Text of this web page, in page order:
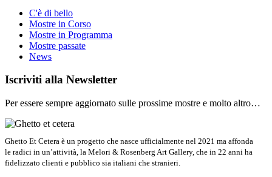
C'è di bello
Mostre in Corso
Mostre in Programma
Mostre passate
News
Iscriviti alla Newsletter
Per essere sempre aggiornato sulle prossime mostre e molto altro…
Ghetto Et Cetera è un progetto che nasce ufficialmente nel 2021 ma affonda
le radici in un’attività, la Melori & Rosenberg Art Gallery, che in 22 anni ha
fidelizzato clienti e pubblico sia italiani che stranieri.